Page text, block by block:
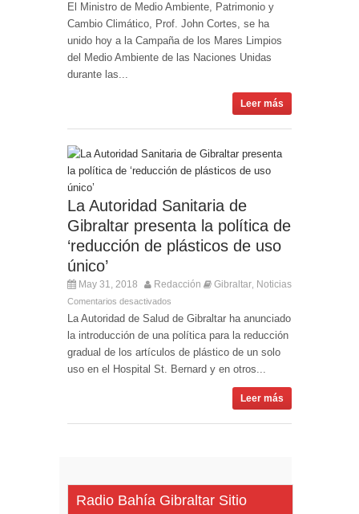
El Ministro de Medio Ambiente, Patrimonio y
Cambio Climático, Prof. John Cortes, se ha
unido hoy a la Campaña de los Mares Limpios
del Medio Ambiente de las Naciones Unidas
durante las...
Leer más
La Autoridad Sanitaria de
Gibraltar presenta la política de
‘reducción de plásticos de uso
único’
May 31, 2018 Redacción Gibraltar, Noticias
Comentarios desactivados
La Autoridad de Salud de Gibraltar ha anunciado
la introducción de una política para la reducción
gradual de los artículos de plástico de un solo
uso en el Hospital St. Bernard y en otros...
Leer más
Radio Bahía Gibraltar Sitio